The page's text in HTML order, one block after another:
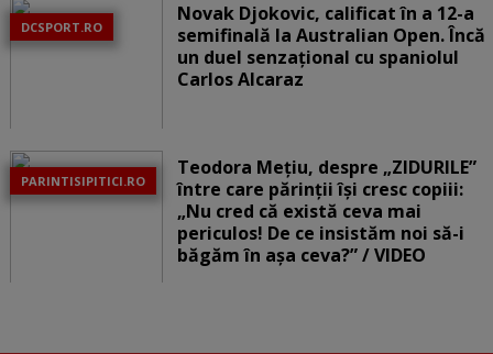
DCSPORT.RO
Novak Djokovic, calificat în a 12-a
semifinală la Australian Open. Încă
un duel senzațional cu spaniolul
Carlos Alcaraz
PARINTISIPITICI.RO
Teodora Mețiu, despre „ZIDURILE”
între care părinții își cresc copiii:
„Nu cred că există ceva mai
periculos! De ce insistăm noi să-i
băgăm în așa ceva?” / VIDEO